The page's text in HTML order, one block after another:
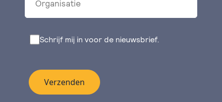
Schrijf mij in voor de nieuwsbrief.
Verzenden